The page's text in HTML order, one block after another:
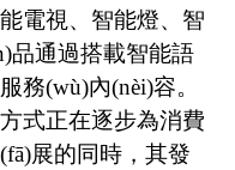
電視、智能燈、智
品通過搭載智能語
務(wù)內(nèi)容。
式正在逐步為消費
展的同時，其發